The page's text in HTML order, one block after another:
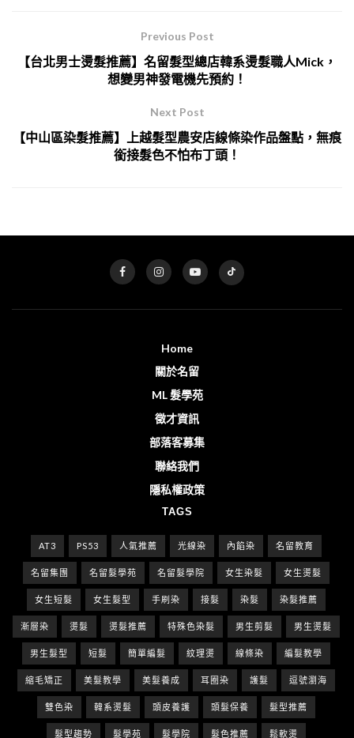
Previous Post
【台北男士燙髮推薦】名留髮型總店韓系燙髮職人Mick，
想變男神發電機先預約！
Next Post
【中山區染髮推薦】上越髮型農安店線條染作品盤點，無痕
銜接髮色不怕布丁頭！
Home
關於名留
ML 髮學苑
徵才資訊
部落客募集
聯絡我們
隱私權政策
TAGS
AT3 PS53 人氣推薦 光線染 內餡染 名留教育
名留集團 名留髮學苑 名留髮學院 女生染髮 女生燙髮
女生短髮 女生髮型 手刷染 接髮 染髮 染髮推薦
漸層染 燙髮 燙髮推薦 特殊色染髮 男生剪髮 男生燙髮
男生髮型 短髮 簡單編髮 紋理燙 線條染 編髮教學
縮毛矯正 美髮教學 美髮養成 耳圈染 護髮 逗號瀏海
雙色染 韓系燙髮 頭皮養護 頭髮保養 髮型推薦
髮型趨勢 髮學苑 髮學院 髮色推薦 鬆軟燙